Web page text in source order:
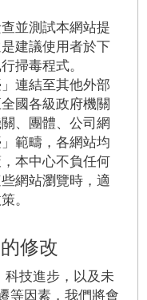
並測試本網站提
建議使用者於下
掃毒程式。
連結至其他外部
國各級政府機關
、團體、公司網
範疇，各網站均
本中心不負任何
網站瀏覽時，適
。
修改
技進步，以及未
等因素，我們將會